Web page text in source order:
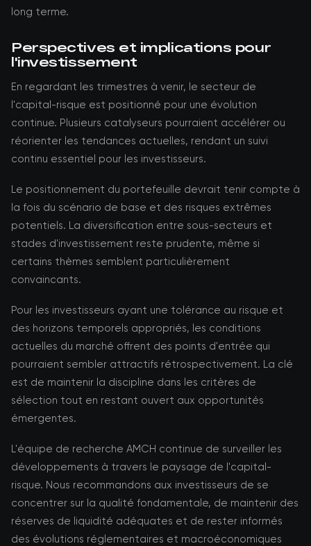
long terme.
Perspectives et implications pour
l'investissement
En regardant les trimestres à venir, le secteur de
l'capital-risque est positionné pour une évolution
continue. Plusieurs catalyseurs pourraient accélérer ou
réorienter les tendances actuelles, rendant un suivi
continu essentiel pour les investisseurs.
Le positionnement du portefeuille devrait tenir compte à
la fois du scénario de base et des risques extrêmes
potentiels. La diversification entre sous-secteurs et
stades d'investissement reste prudente, même si
certains thèmes semblent particulièrement
convaincants.
Pour les investisseurs ayant une tolérance au risque et
des horizons temporels appropriés, les conditions
actuelles du marché offrent des points d'entrée qui
pourraient sembler attractifs rétrospectivement. La clé
est de maintenir la discipline dans les critères de
sélection tout en restant ouvert aux opportunités
émergentes.
L'équipe de recherche AMCH continue de surveiller les
développements à travers le paysage de l'capital-
risque. Nous recommandons aux investisseurs de se
concentrer sur la qualité fondamentale, de maintenir des
réserves de liquidité adéquates et de rester informés
des évolutions réglementaires et macroéconomiques